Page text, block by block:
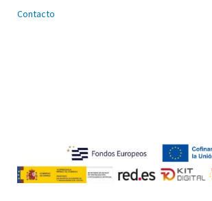
Contacto